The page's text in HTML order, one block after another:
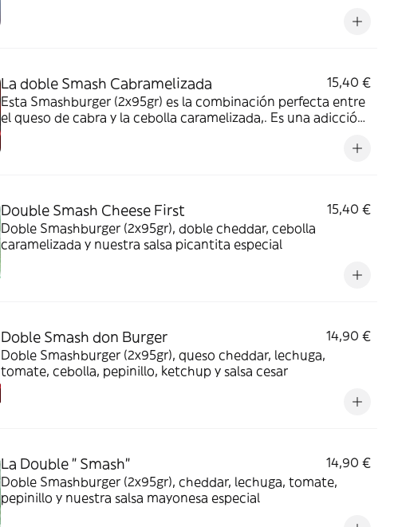
La doble Smash Cabramelizada
15,40 €
Esta Smashburger (2x95gr) es la combinación perfecta entre
el queso de cabra y la cebolla caramelizada,. Es una adicción
Double Smash Cheese First
15,40 €
Doble Smashburger (2x95gr), doble cheddar, cebolla
caramelizada y nuestra salsa picantita especial
Doble Smash don Burger
14,90 €
Doble Smashburger (2x95gr), queso cheddar, lechuga,
tomate, cebolla, pepinillo, ketchup y salsa cesar
La Double " Smash"
14,90 €
Doble Smashburger (2x95gr), cheddar, lechuga, tomate,
pepinillo y nuestra salsa mayonesa especial